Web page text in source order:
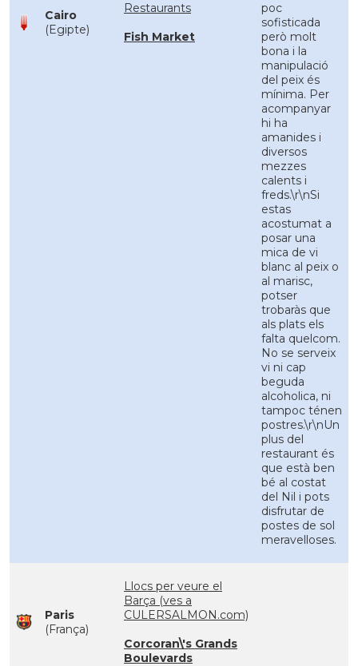
Cairo
(Egipte)
Restaurants
Fish Market
poc
sofisticada
però molt
bona i la
manipulació
del peix és
mínima. Per
acompanyar
hi ha
amanides i
diversos
mezzes
calents i
freds.\r\nSi
estas
acostumat a
posar una
mica de vi
blanc al peix o
al marisc,
potser
trobaràs que
als plats els
falta quelcom.
No se serveix
vi ni cap
beguda
alcoholica, ni
tampoc ténen
postres.\r\nUn
plus del
restaurant és
que està ben
bé al costat
del Nil i pots
disfrutar de
postes de sol
meravelloses.
Paris
(França)
Llocs per veure el
Barça (ves a
CULERSALMON.com)
Corcoran\'s Grands
Boulevards